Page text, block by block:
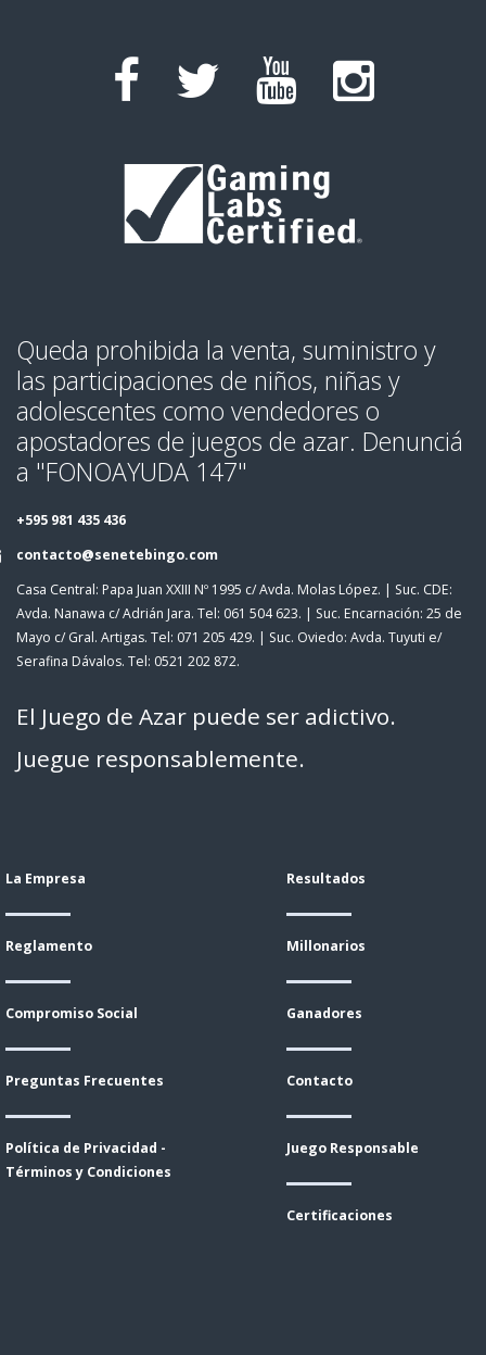
Queda prohibida la venta, suministro y
las participaciones de niños, niñas y
adolescentes como vendedores o
apostadores de juegos de azar. Denunciá
a "FONOAYUDA 147"
+595 981 435 436
contacto@senetebingo.com
Casa Central: Papa Juan XXIII Nº 1995 c/ Avda. Molas López. | Suc. CDE:
Avda. Nanawa c/ Adrián Jara. Tel: 061 504 623. | Suc. Encarnación: 25 de
Mayo c/ Gral. Artigas. Tel: 071 205 429. | Suc. Oviedo: Avda. Tuyuti e/
Serafina Dávalos. Tel: 0521 202 872.
El Juego de Azar puede ser adictivo.
Juegue responsablemente.
La Empresa
Reglamento
Compromiso Social
Preguntas Frecuentes
Política de Privacidad -
Términos y Condiciones
Resultados
Millonarios
Ganadores
Contacto
Juego Responsable
Certificaciones